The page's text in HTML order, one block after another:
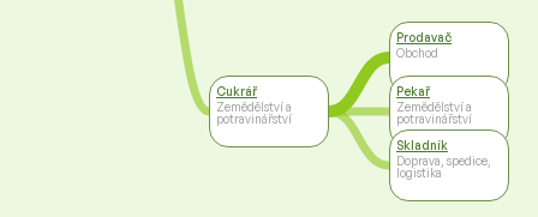
Cukrář
Zemědělství a
potravinářství
Prodavač
Obchod
Pekař
Zemědělství a
potravinářství
Skladník
Doprava, spedice,
logistika